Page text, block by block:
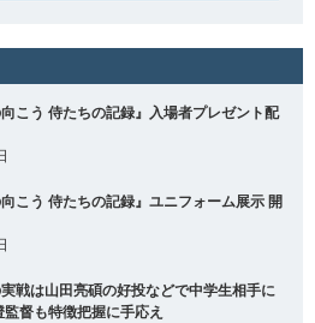
こう 侍たちの記録』入場者プレゼント配
こう 侍たちの記録』ユニフォーム展示 開
戦は山田亮碩の好投などで中学生相手に
督も特徴把握に手応え